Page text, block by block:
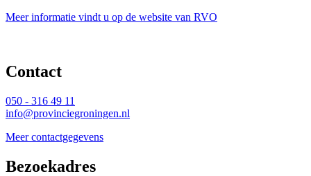
Meer informatie vindt u op de website van RVO
Contact
050 - 316 49 11
info@provinciegroningen.nl
Meer contactgegevens
Bezoekadres